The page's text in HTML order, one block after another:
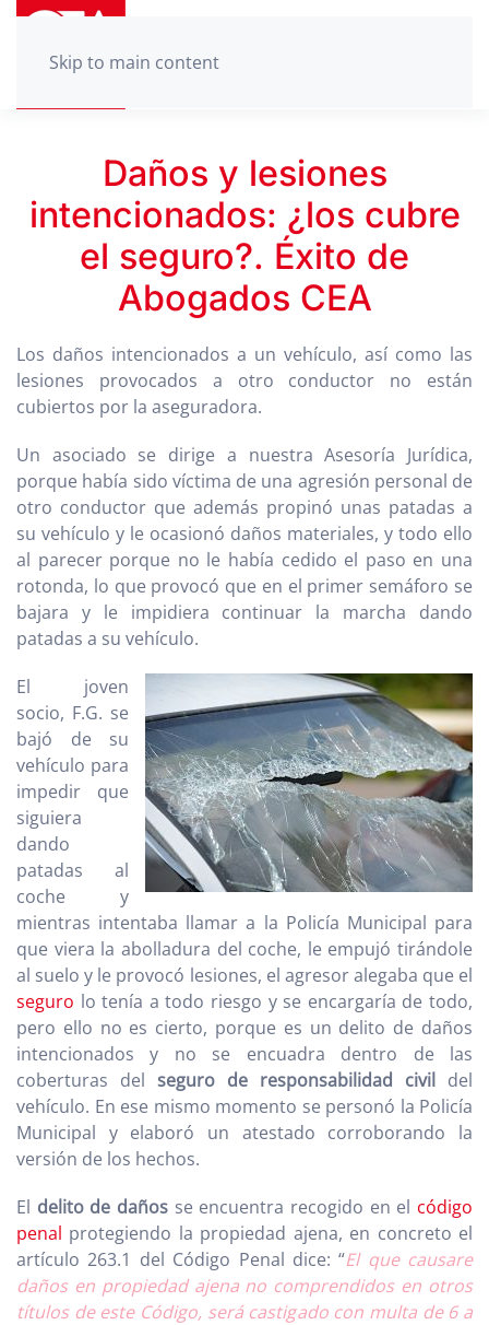
Skip to main content
Daños y lesiones
intencionados: ¿los cubre
el seguro?. Éxito de
Abogados CEA
Los daños intencionados a un vehículo, así como las
lesiones provocados a otro conductor no están
cubiertos por la aseguradora.
Un asociado se dirige a nuestra Asesoría Jurídica,
porque había sido víctima de una agresión personal de
otro conductor que además propinó unas patadas a
su vehículo y le ocasionó daños materiales, y todo ello
al parecer porque no le había cedido el paso en una
rotonda, lo que provocó que en el primer semáforo se
bajara y le impidiera continuar la marcha dando
patadas a su vehículo.
El joven
socio, F.G. se
bajó de su
vehículo para
impedir que
siguiera
dando
patadas al
coche y
mientras intentaba llamar a la Policía Municipal para
que viera la abolladura del coche, le empujó tirándole
al suelo y le provocó lesiones, el agresor alegaba que el
seguro lo tenía a todo riesgo y se encargaría de todo,
pero ello no es cierto, porque es un delito de daños
intencionados y no se encuadra dentro de las
coberturas del seguro de responsabilidad civil del
vehículo. En ese mismo momento se personó la Policía
Municipal y elaboró un atestado corroborando la
versión de los hechos.
El delito de daños se encuentra recogido en el código
penal protegiendo la propiedad ajena, en concreto el
artículo 263.1 del Código Penal dice: “El que causare
daños en propiedad ajena no comprendidos en otros
títulos de este Código, será castigado con multa de 6 a